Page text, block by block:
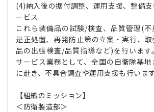
(4)納入後の据付調整、運用支援、整備
ービス
これら装備品の試験/検査、品質管理(不
是正処置、再発防止策の立案・実行、
品の出張検査/品質指導など)を行います
サービス業務として、全国の自衛隊基
に赴き、不具合調査や運用支援も行います
【組織のミッション】
＜防衛製造部＞